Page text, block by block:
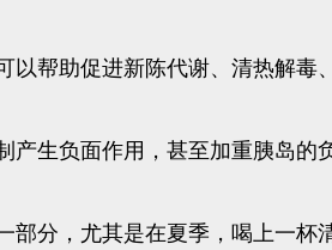
帮助促进新陈代谢、清热解
生负面作用，甚至加重胰岛
分，尤其是在夏季，喝上一